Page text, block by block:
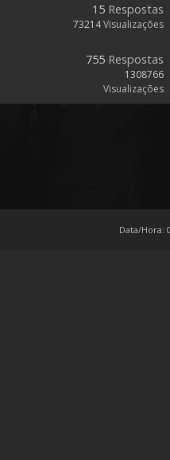
15 Respostas
73214Visualizações
755 Respostas
1308766
Visualizações
Data/Hora: